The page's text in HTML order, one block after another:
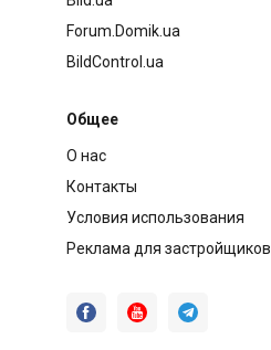
Forum.Domik.ua
BildControl.ua
Общее
О нас
Контакты
Условия использования
Реклама для застройщиков
  